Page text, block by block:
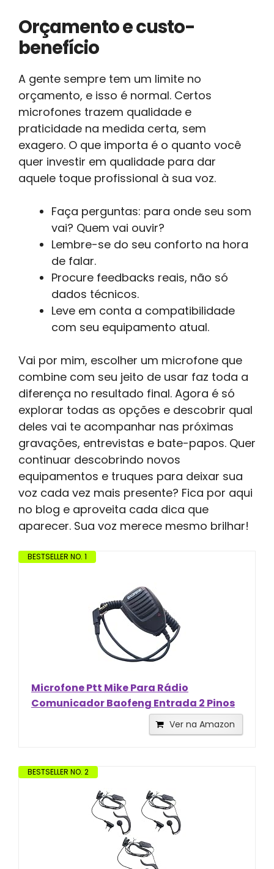
Orçamento e custo-
benefício
A gente sempre tem um limite no
orçamento, e isso é normal. Certos
microfones trazem qualidade e
praticidade na medida certa, sem
exagero. O que importa é o quanto você
quer investir em qualidade para dar
aquele toque profissional à sua voz.
Faça perguntas: para onde seu som
vai? Quem vai ouvir?
Lembre-se do seu conforto na hora
de falar.
Procure feedbacks reais, não só
dados técnicos.
Leve em conta a compatibilidade
com seu equipamento atual.
Vai por mim, escolher um microfone que
combine com seu jeito de usar faz toda a
diferença no resultado final. Agora é só
explorar todas as opções e descobrir qual
deles vai te acompanhar nas próximas
gravações, entrevistas e bate-papos. Quer
continuar descobrindo novos
equipamentos e truques para deixar sua
voz cada vez mais presente? Fica por aqui
no blog e aproveita cada dica que
aparecer. Sua voz merece mesmo brilhar!
BESTSELLER NO. 1
Microfone Ptt Mike Para Rádio
Comunicador Baofeng Entrada 2 Pinos
Ver na Amazon
BESTSELLER NO. 2